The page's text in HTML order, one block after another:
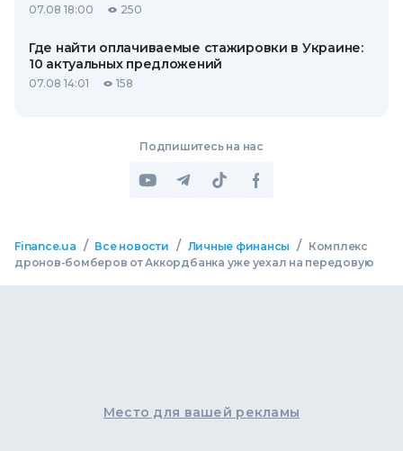
07.08 18:00 250
Где найти оплачиваемые стажировки в Украине:
10 актуальных предложений
07.08 14:01 158
Подпишитесь на нас
Finance.ua / Все новости / Личные финансы /
Комплекс
дронов-бомберов от Аккордбанка уже уехал на передовую
Место для вашей рекламы